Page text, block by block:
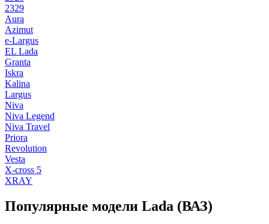
2329
Aura
Azimut
e-Largus
EL Lada
Granta
Iskra
Kalina
Largus
Niva
Niva Legend
Niva Travel
Priora
Revolution
Vesta
X-cross 5
XRAY
Популярные модели Lada (ВАЗ)